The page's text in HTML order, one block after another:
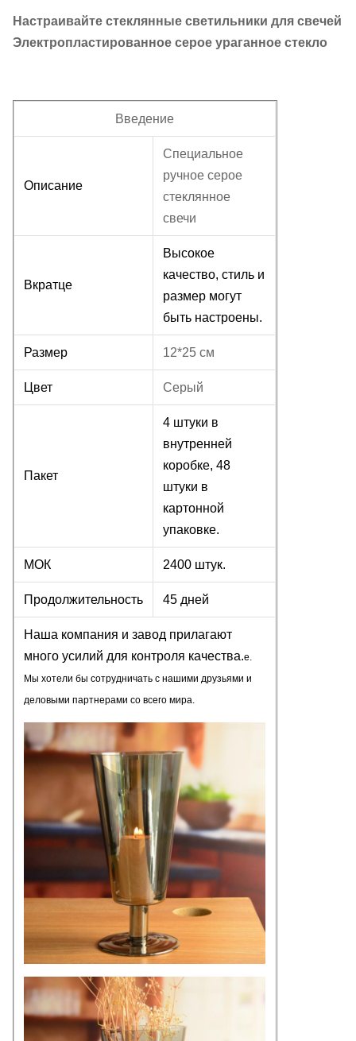
Настраивайте стеклянные светильники для свечей
Электропластированное серое ураганное стекло
Введение
Описание
Специальное
ручное серое
стеклянное
свечи
Вкратце
Высокое
качество, стиль и
размер могут
быть настроены.
Размер 12*25 см
Цвет Серый
Пакет
4 штуки в
внутренней
коробке, 48
штуки в
картонной
упаковке.
МОК 2400 штук.
Продолжительность 45 дней
Наша компания и завод прилагают
много усилий для контроля качества.e.
Мы хотели бы сотрудничать с нашими друзьями и
деловыми партнерами со всего мира.